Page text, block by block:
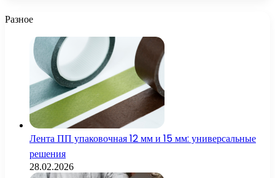
Разное
Лента ПП упаковочная 12 мм и 15 мм: универсальные
решения
28.02.2026